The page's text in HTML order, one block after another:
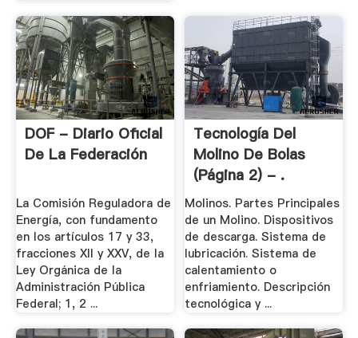
DOF - Diario Oficial
De La Federación
La Comisión Reguladora de
Energía, con fundamento
en los artículos 17 y 33,
fracciones XII y XXV, de la
Ley Orgánica de la
Administración Pública
Federal; 1, 2 ...
Tecnología Del
Molino De Bolas
(página 2) - .
Molinos. Partes Principales
de un Molino. Dispositivos
de descarga. Sistema de
lubricación. Sistema de
calentamiento o
enfriamiento. Descripción
tecnológica y ...